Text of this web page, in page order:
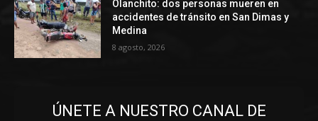
Olanchito: dos personas mueren en
accidentes de tránsito en San Dimas y
Medina
8 agosto, 2026
ÚNETE A NUESTRO CANAL DE